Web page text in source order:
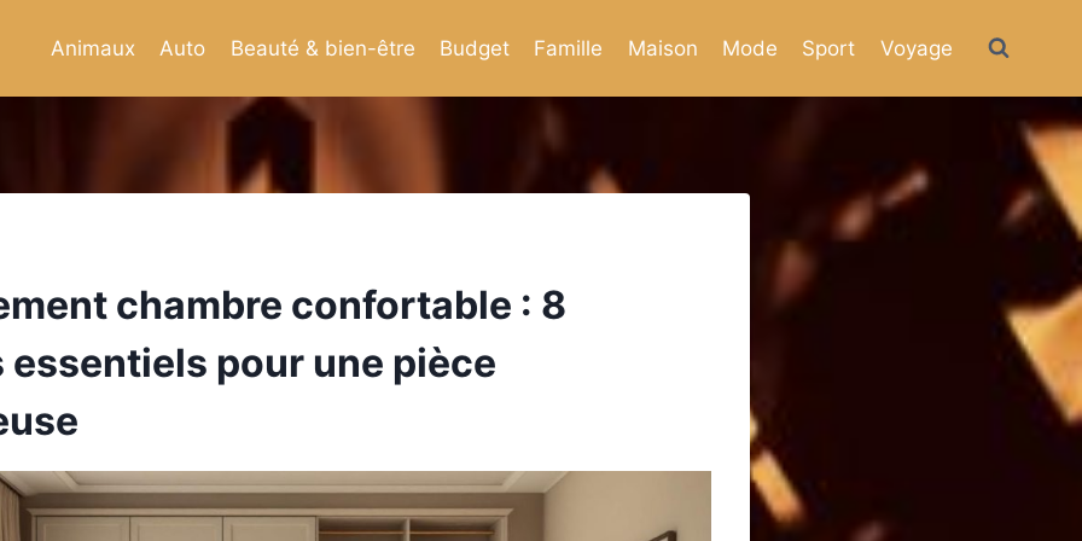
Animaux Auto Beauté & bien-être Budget Famille Maison Mode Sport Voyage
chambre confortable : 8
essentiels pour une pièce